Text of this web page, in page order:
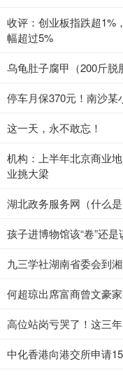
收评：创业板指跌超1%
幅超过5%
乌龟肚子腐甲（200斤
停车月保370元！南沙
这一天，永不敢忘！
机构：上半年北京商业
业挑大梁
湖北政务服务网（什么是
孩子进博物馆该“卷”还是
九三学社湖南省委会到
何超琼出席富商曾文豪
高位站岗亏哭了！这三
中化香港向港交所申请